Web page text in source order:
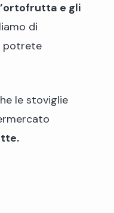
e gli
di
potrete
le stoviglie